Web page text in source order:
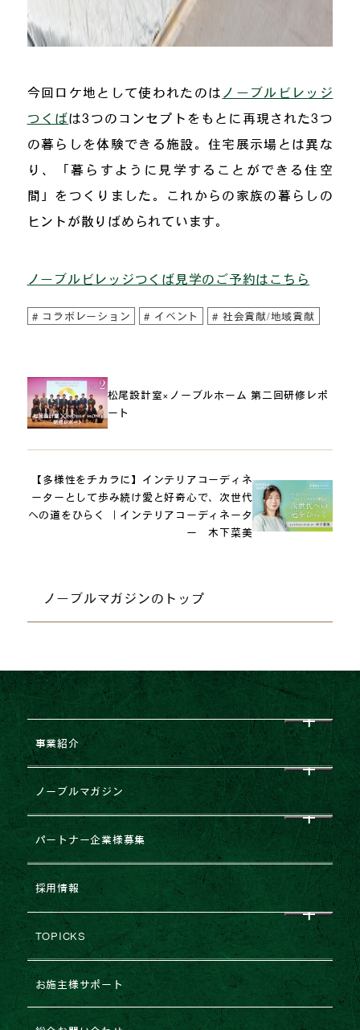
今回ロケ地として使われたのは ノーブルビレッジ
つくばは3つのコンセプトをもとに再現された3つ
の暮らしを体験できる施設。住宅展示場とは異な
り、「暮らすように見学することができる住空
間」をつくりました。これからの家族の暮らしの
ヒントが散りばめられています。
ノーブルビレッジつくば見学のご予約はこちら
コラボレーション イベント 社会貢献/地域貢献
松尾設計室×ノーブルホーム 第二回研修レポ
ート
【多様性をチカラに】インテリアコーディネ
ーターとして歩み続け愛と好奇心で、次世代
への道をひらく ｜インテリアコーディネータ
ー 木下菜美
ノーブルマガジンのトップ
事業紹介
CEO挨拶
企業理念
会社概要
グループ企業一覧
沿革・変遷
ESGの取り組み
ノーブルマガジン
すべて
NEWS
レポート
パートナー企業様募集
企業提携・M&Aのご相談
建築協力業者様募集
不動産売却
法人のお客様専用お問い合わせ
採用情報
TOPICKS
2026年
2025年
お施主様サポート